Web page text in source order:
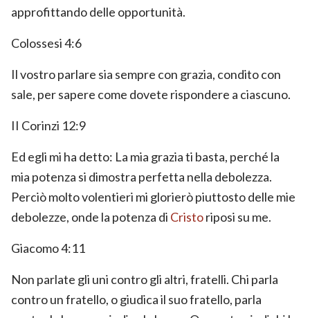
approfittando delle opportunità.
Colossesi 4:6
Il vostro parlare sia sempre con grazia, condito con
sale, per sapere come dovete rispondere a ciascuno.
II Corinzi 12:9
Ed egli mi ha detto: La mia grazia ti basta, perché la
mia potenza si dimostra perfetta nella debolezza.
Perciò molto volentieri mi glorierò piuttosto delle mie
debolezze, onde la potenza di Cristoriposi su me.
Giacomo 4:11
Non parlate gli uni contro gli altri, fratelli. Chi parla
contro un fratello, o giudica il suo fratello, parla